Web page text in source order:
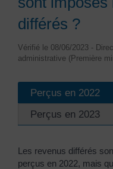
différés ?
Vérifié le 08/06/2023 -
administrative (Première
Perçus en 2022
Perçus en 2023
Les revenus différés
perçus en 2022, mais